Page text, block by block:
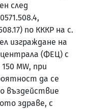
след
по КККР на с.
изграждане на
(ФЕЦ) с
MW, при
да се
въздействие
здраве, с